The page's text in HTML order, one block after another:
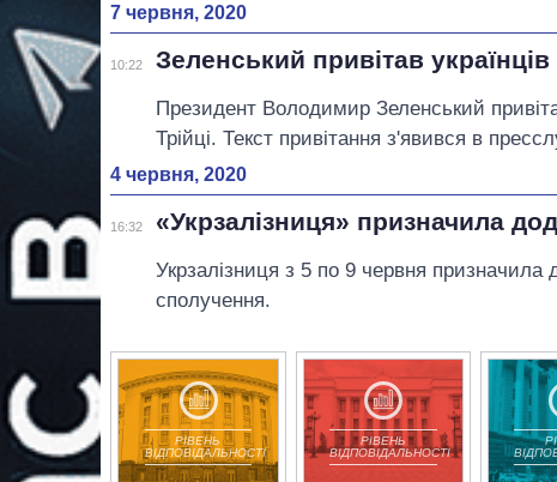
7 червня, 2020
10:22 Зеленський привітав
Президент Володимир Зеленський
Трійці. Текст привітання з'явився в
4 червня, 2020
16:32 «Укрзалізниця» призначила
Укрзалізниця з 5 по 9 червня призначила
сполучення.
РІВЕНЬ
ВІДПОВІДАЛЬНОСТІ
РІВЕНЬ
ВІДПОВІДАЛЬНОСТІ